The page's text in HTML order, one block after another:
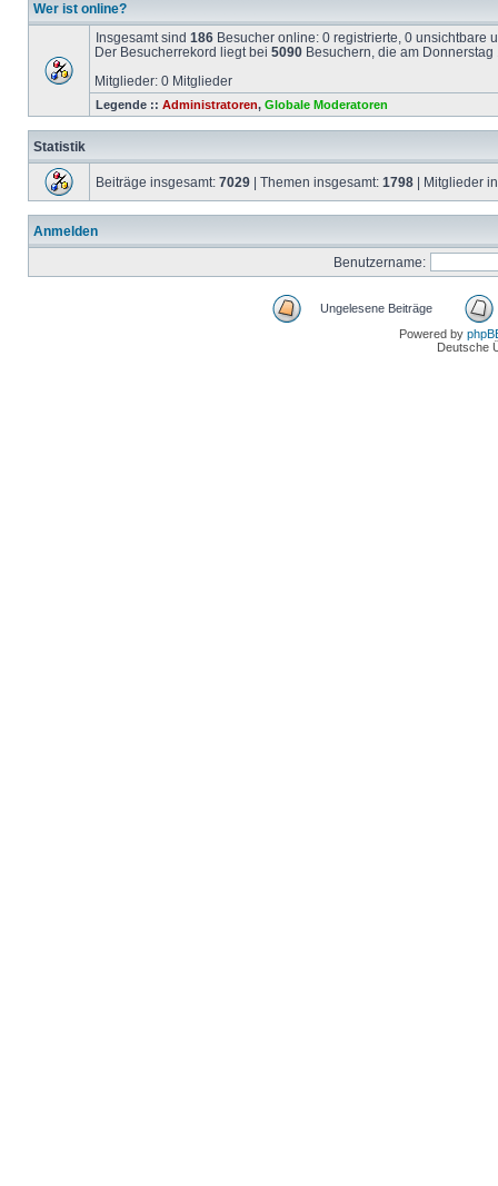
Wer ist online?
Insgesamt sind 186 Besucher online: 0 registrierte, 0 unsichtbare
Der Besucherrekord liegt bei 5090 Besuchern, die am
Mitglieder: 0 Mitglieder
Legende :: Administratoren, Globale Moderatoren
Statistik
Beiträge insgesamt: 7029 | Themen insgesamt: 1798 | Mitglieder
Anmelden
Benutzername:
Ungelesene Beiträge
Powered by
Deutsche